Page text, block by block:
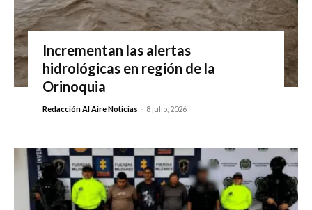
Incrementan las alertas
hidrológicas en región de la
Orinoquia
Redacción Al Aire Noticias - 8 julio, 2026